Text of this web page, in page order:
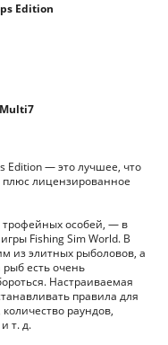
Edition
Edition — это лучшее, что
плюс лицензированное
трофейных особей, — в
Fishing Sim World. В
из элитных рыболовов, а
рыб есть очень
Настраиваемая
правила для
раундов,
т. д.